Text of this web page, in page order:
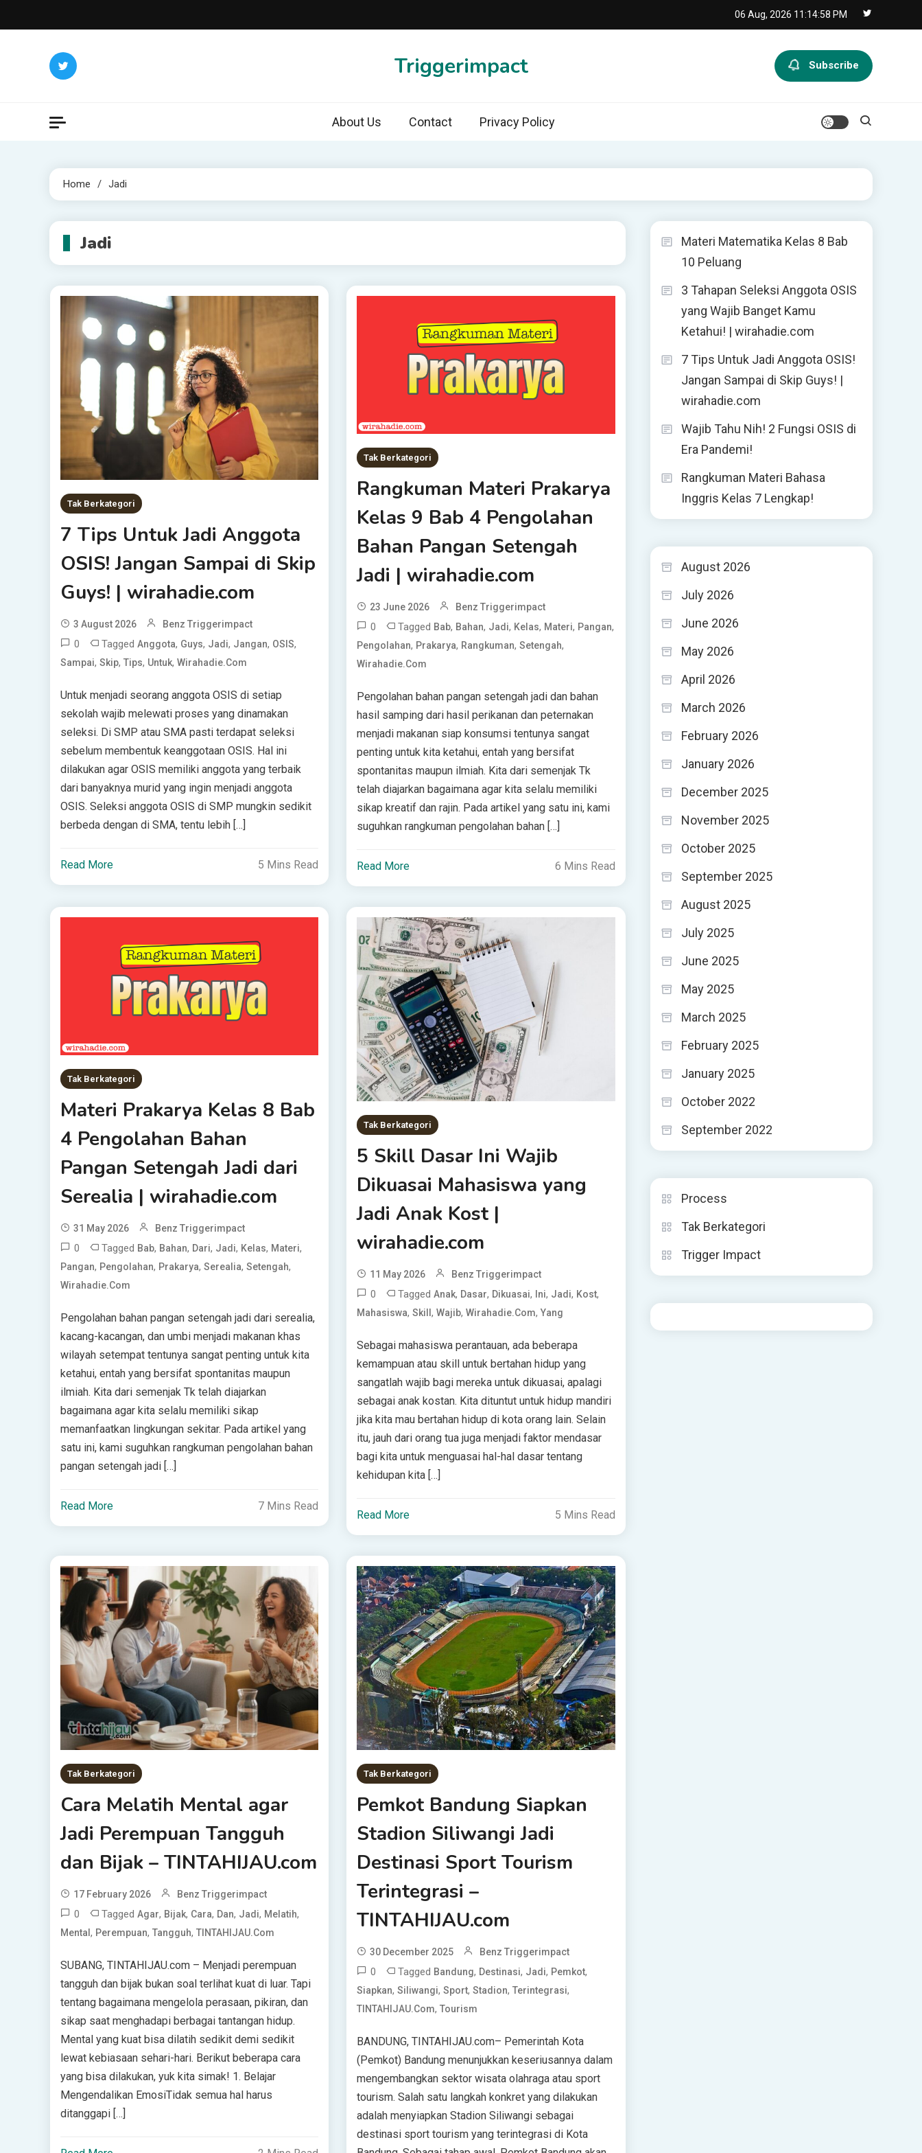
to
06 Aug, 2026 11:14:59 PM
Triggerimpact Subscribe
About Us Contact Privacy Policy
Home Jadi
Jadi
Tak Berkategori
7 Tips Untuk Jadi Anggota
OSIS! Jangan Sampai di Skip
Guys! | wirahadie.com
3 August 2026 Benz Triggerimpact
0 Tagged Anggota, Guys, Jadi, Jangan, OSIS,
Sampai, Skip, Tips, Untuk, Wirahadie.com
Untuk menjadi seorang anggota OSIS di setiap
sekolah wajib melewati proses yang dinamakan
seleksi. Di SMP atau SMA pasti terdapat seleksi
sebelum membentuk keanggotaan OSIS. Hal ini
dilakukan agar OSIS memiliki anggota yang terbaik
dari banyaknya murid yang ingin menjadi anggota
OSIS. Seleksi anggota OSIS di SMP mungkin sedikit
berbeda dengan di SMA, tentu lebih […]
Read More 5 Mins Read
Tak Berkategori
Rangkuman Materi Prakarya
Kelas 9 Bab 4 Pengolahan
Bahan Pangan Setengah
Jadi | wirahadie.com
23 June 2026 Benz Triggerimpact
0 Tagged Bab, Bahan, Jadi, Kelas, Materi, Pangan,
Pengolahan, Prakarya, Rangkuman,Setengah,
Wirahadie.com
Pengolahan bahan pangan setengah jadi dan bahan
hasil samping dari hasil perikanan dan peternakan
menjadi makanan siap konsumsi tentunya sangat
penting untuk kita ketahui, entah yang bersifat
spontanitas maupun ilmiah. Kita dari semenjak Tk
telah diajarkan bagaimana agar kita selalu memiliki
sikap kreatif dan rajin. Pada artikel yang satu ini, kami
suguhkan rangkuman pengolahan bahan […]
Read More 6 Mins Read
Tak Berkategori
Materi Prakarya Kelas 8 Bab
4 Pengolahan Bahan
Pangan Setengah Jadi dari
Serealia | wirahadie.com
31 May 2026 Benz Triggerimpact
0 Tagged Bab, Bahan, Dari, Jadi, Kelas, Materi,
Pangan, Pengolahan, Prakarya, Serealia, Setengah,
Wirahadie.com
Pengolahan bahan pangan setengah jadi dari serealia,
kacang-kacangan, dan umbi menjadi makanan khas
wilayah setempat tentunya sangat penting untuk kita
ketahui, entah yang bersifat spontanitas maupun
ilmiah. Kita dari semenjak Tk telah diajarkan
bagaimana agar kita selalu memiliki sikap
memanfaatkan lingkungan sekitar. Pada artikel yang
satu ini, kami suguhkan rangkuman pengolahan bahan
pangan setengah jadi […]
Read More 7 Mins Read
Tak Berkategori
5 Skill Dasar Ini Wajib
Dikuasai Mahasiswa yang
Jadi Anak Kost |
wirahadie.com
11 May 2026 Benz Triggerimpact
0 TaggedAnak, Dasar, Dikuasai, Ini, Jadi, Kost,
Mahasiswa,Skill,Wajib,Wirahadie.com,Yang
Sebagai mahasiswa perantauan, ada beberapa
kemampuan atau skill untuk bertahan hidup yang
sangatlah wajib bagi mereka untuk dikuasai, apalagi
sebagai anak kostan. Kita dituntut untuk hidup mandiri
jika kita mau bertahan hidup di kota orang lain. Selain
itu, jauh dari orang tua juga menjadi faktor mendasar
bagi kita untuk menguasai hal-hal dasar tentang
kehidupan kita […]
Read More 5 Mins Read
Tak Berkategori
Cara Melatih Mental agar
Jadi Perempuan Tangguh
dan Bijak – TINTAHIJAU.com
17 February 2026 Benz Triggerimpact
0 Tagged Agar, Bijak, Cara, Dan, Jadi, Melatih,
Mental , Perempuan, Tangguh, TINTAHIJAU.com
SUBANG, TINTAHIJAU.com – Menjadi perempuan
tangguh dan bijak bukan soal terlihat kuat di luar. Tapi
tentang bagaimana mengelola perasaan, pikiran, dan
sikap saat menghadapi berbagai tantangan hidup.
Mental yang kuat bisa dilatih sedikit demi sedikit
lewat kebiasaan sehari-hari. Berikut beberapa cara
yang bisa dilakukan, yuk kita simak! 1. Belajar
Mengendalikan EmosiTidak semua hal harus
ditanggapi […]
Tak Berkategori
Pemkot Bandung Siapkan
Stadion Siliwangi Jadi
Destinasi Sport Tourism
Terintegrasi –
TINTAHIJAU.com
30 December 2025 Benz Triggerimpact
0 Tagged Bandung, Destinasi, Jadi, Pemkot,
Siapkan,Siliwangi,Sport,Stadion,Terintegrasi,
TINTAHIJAU.com,Tourism
BANDUNG, TINTAHIJAU.com– Pemerintah Kota
(Pemkot) Bandung menunjukkan keseriusannya dalam
mengembangkan sektor wisata olahraga atau sport
tourism. Salah satu langkah konkret yang dilakukan
adalah menyiapkan Stadion Siliwangi sebagai
destinasi sport tourism yang terintegrasi di Kota
Materi Matematika Kelas 8 Bab
10 Peluang
3 Tahapan Seleksi Anggota OSIS
yang Wajib Banget Kamu
Ketahui! | wirahadie.com
7 Tips Untuk Jadi Anggota OSIS!
Jangan Sampai di Skip Guys! |
wirahadie.com
Wajib Tahu Nih! 2 Fungsi OSIS di
Era Pandemi!
Rangkuman Materi Bahasa
Inggris Kelas 7 Lengkap!
August 2026
July 2026
June 2026
May 2026
April 2026
March 2026
February 2026
January 2026
December 2025
November 2025
October 2025
September 2025
August 2025
July 2025
June 2025
May 2025
March 2025
February 2025
January 2025
October 2022
September 2022
Process
Tak Berkategori
Trigger Impact